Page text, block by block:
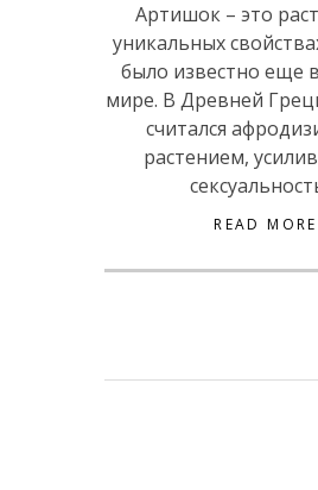
Артишок – это
уникальных
было известно еще
мире. В Древней
считался
растением,
READ MORE